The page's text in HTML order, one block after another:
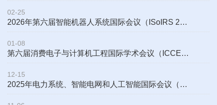
02-25
2026年第六届智能机器人系统国际会议（ISoIRS 2026）
01-08
第六届消费电子与计算机工程国际学术会议（ICCECE 2026）
12-15
2025年电力系统、智能电网和人工智能国际会议（PSGAI 2025）